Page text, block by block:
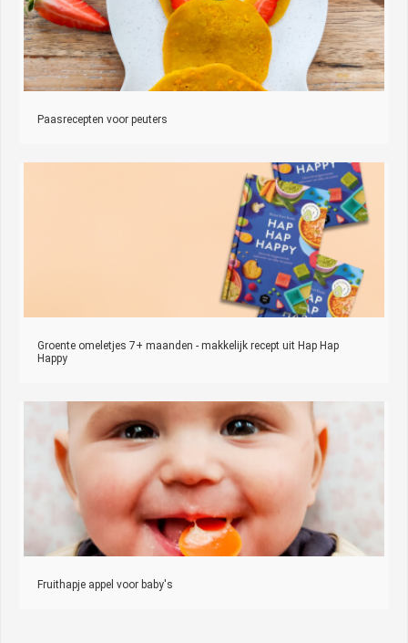
Paasrecepten voor peuters
Groente omeletjes 7+ maanden - makkelijk recept uit Hap Hap
Happy
Fruithapje appel voor baby's